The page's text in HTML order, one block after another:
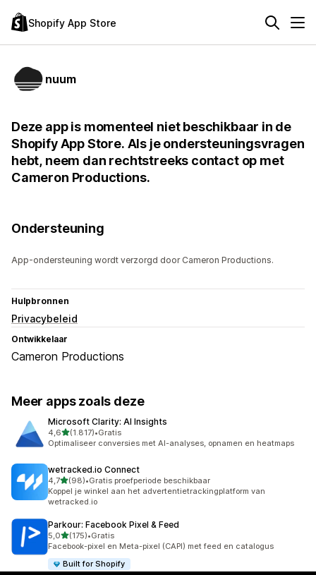
Shopify App Store
nuum
Deze app is momenteel niet beschikbaar in de
Shopify App Store. Als je ondersteuningsvragen
hebt, neem dan rechtstreeks contact op met
Cameron Productions.
Ondersteuning
App-ondersteuning wordt verzorgd door Cameron Productions.
Hulpbronnen
Privacybeleid
Ontwikkelaar
Cameron Productions
Meer apps zoals deze
Microsoft Clarity: AI Insights
4,6van 5 sterren
(1.817)
1817 recensies in totaal
•Gratis
Optimaliseer conversies met AI-analyses, opnamen en heatmaps
wetracked.io Connect
4,7van 5 sterren
(98)
98 recensies in totaal
•Gratis proefperiode beschikbaar
Koppel je winkel aan het advertentietrackingplatform van
wetracked.io
Parkour: Facebook Pixel & Feed
5,0van 5 sterren
(175)
175 recensies in totaal
•Gratis
Facebook-pixel en Meta-pixel (CAPI) met feed en catalogus
Built for Shopify